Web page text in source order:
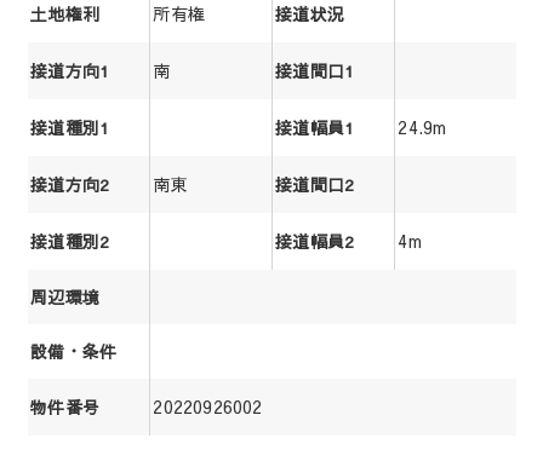
土地権利 所有権 接道状況
接道方向1 南 接道間口1
接道種別1 接道幅員1 24.9m
接道方向2 南東 接道間口2
接道種別2 接道幅員2 4m
周辺環境
設備・条件
物件番号 20220926002